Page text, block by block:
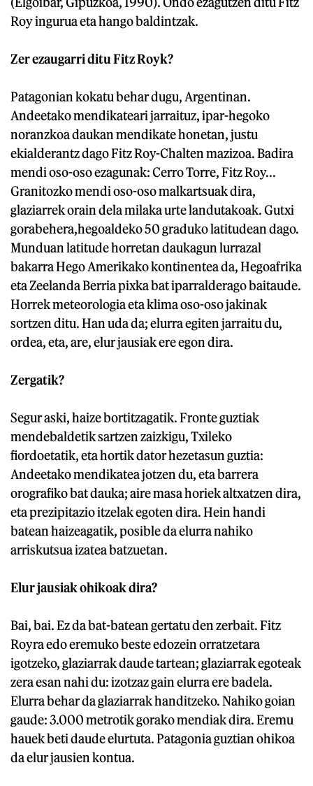
Roy ingurua eta hango baldintzak.
Zer ezaugarri ditu Fitz Royk?
Patagonian kokatu behar dugu, Argentinan.
Andeetako mendikateari jarraituz, ipar-hegoko
noranzkoa daukan mendikate honetan, justu
ekialderantz dago Fitz Roy-Chalten mazizoa. Badira
mendi oso-oso ezagunak: Cerro Torre, Fitz Roy...
Granitozko mendi oso-oso malkartsuak dira,
glaziarrek orain dela milaka urte landutakoak. Gutxi
gorabehera,hegoaldeko 50 graduko latitudean dago.
Munduan latitude horretan daukagun lurrazal
bakarra Hego Amerikako kontinentea da, Hegoafrika
eta Zeelanda Berria pixka bat iparralderago baitaude.
Horrek meteorologia eta klima oso-oso jakinak
sortzen ditu. Han uda da; elurra egiten jarraitu du,
ordea, eta, are, elur jausiak ere egon dira.
Zergatik?
Segur aski, haize bortitzagatik. Fronte guztiak
mendebaldetik sartzen zaizkigu, Txileko
fiordoetatik, eta hortik dator hezetasun guztia:
Andeetako mendikatea jotzen du, eta barrera
orografiko bat dauka; aire masa horiek altxatzen dira,
eta prezipitazio itzelak egoten dira. Hein handi
batean haizeagatik, posible da elurra nahiko
arriskutsua izatea batzuetan.
Elur jausiak ohikoak dira?
Bai, bai. Ez da bat-batean gertatu den zerbait. Fitz
Royra edo eremuko beste edozein orratzetara
igotzeko, glaziarrak daude tartean; glaziarrak egoteak
zera esan nahi du: izotzaz gain elurra ere badela.
Elurra behar da glaziarrak handitzeko. Nahiko goian
gaude: 3.000 metrotik gorako mendiak dira. Eremu
hauek beti daude elurtuta. Patagonia guztian ohikoa
da elur jausien kontua.